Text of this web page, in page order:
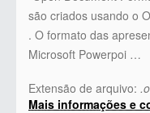
são criados usando o
. O formato das
Microsoft Powerpoi …
Extensão de arquivo:
Mais informações e